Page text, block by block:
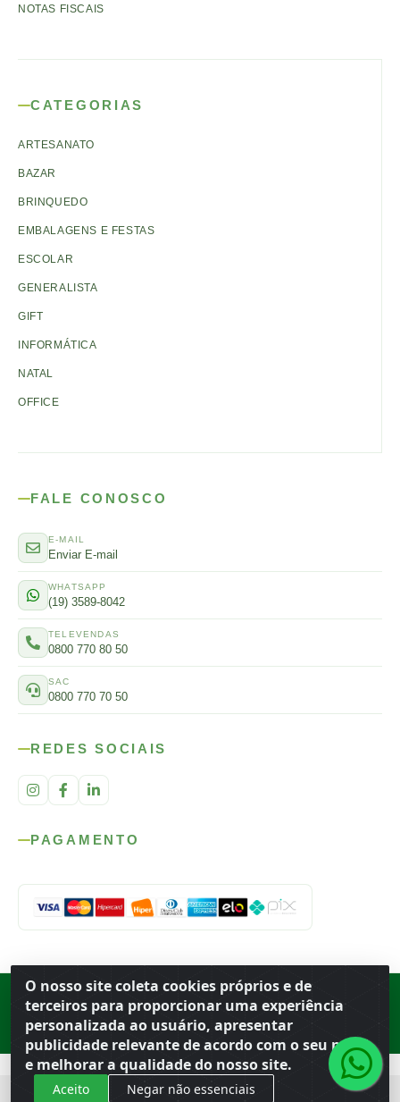
O nosso site coleta cookies próprios e de
terceiros para proporcionar uma experiência
personalizada ao usuário, apresentar
publicidade relevante de acordo com o seu perfil
e melhorar a qualidade do nosso site.
Aceito Negar não essenciais
NOTAS FISCAIS
CATEGORIAS
ARTESANATO
BAZAR
BRINQUEDO
EMBALAGENS E FESTAS
ESCOLAR
GENERALISTA
GIFT
INFORMÁTICA
NATAL
OFFICE
FALE CONOSCO
E-MAIL
Enviar E-mail
WHATSAPP
(19) 3589-8042
TELEVENDAS
0800 770 80 50
SAC
0800 770 70 50
REDES SOCIAIS
PAGAMENTO
Rod. SP-215, s/n, km 98 — Área Rural Porto Ferreira ·BR
· CEP
· CNPJ 56.679.863/0001-91
© 2026 Atacado Ideal